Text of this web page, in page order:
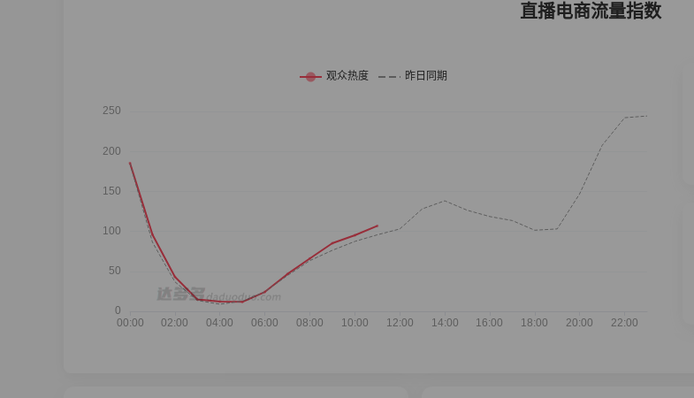
直播电商流量指数